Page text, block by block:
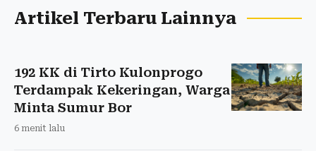
Artikel Terbaru Lainnya
192 KK di Tirto Kulonprogo
Terdampak Kekeringan, Warga
Minta Sumur Bor
6 menit lalu